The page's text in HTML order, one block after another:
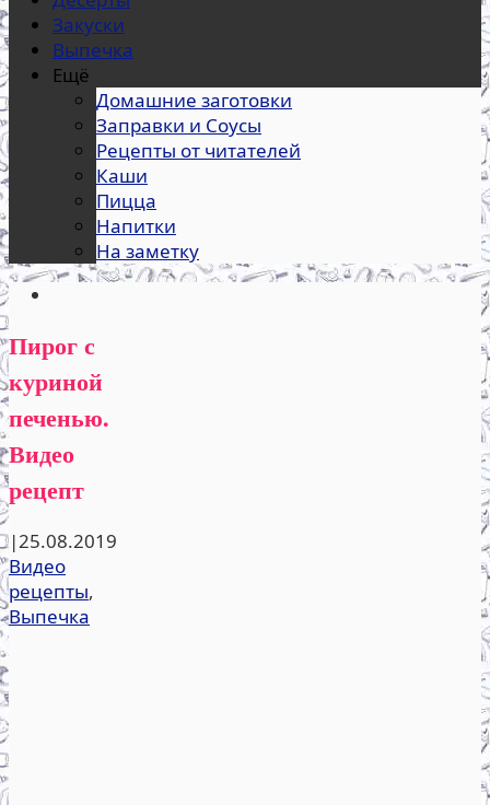
Закуски
Выпечка
Ещё
Домашние заготовки
Заправки и Соусы
Рецепты от читателей
Каши
Пицца
Напитки
На заметку
Пирог с
куриной
печенью.
Видео
рецепт
|25.08.2019
Видео
рецепты,
Выпечка